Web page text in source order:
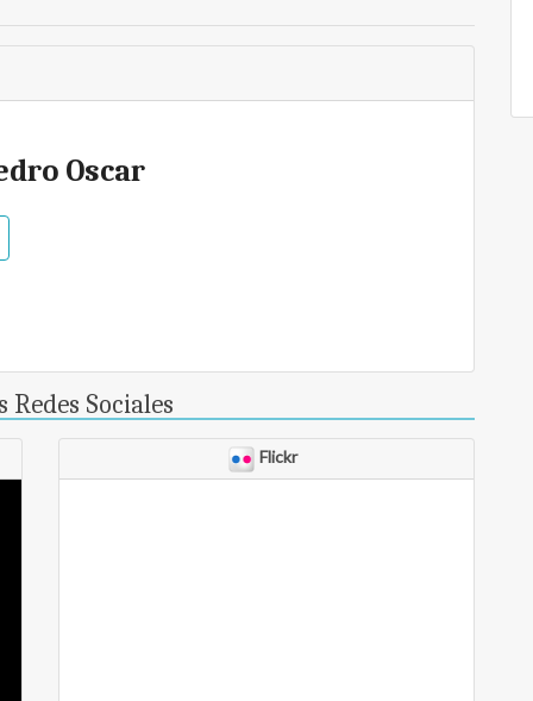
Oscar
Redes Sociales
Flickr